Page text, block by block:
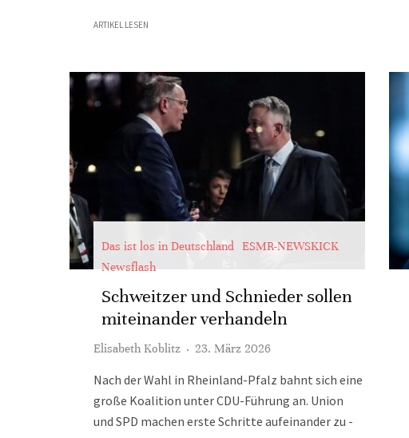
ARTIKEL LESEN
Das ist los in Deutschland ESMR-NEWSKICK
Newsflash
Schweitzer und Schnieder sollen
miteinander verhandeln
Elisabeth Koblitz · 23. März 2026
Nach der Wahl in Rheinland-Pfalz bahnt sich eine
große Koalition unter CDU-Führung an. Union
und SPD machen erste Schritte aufeinander zu -